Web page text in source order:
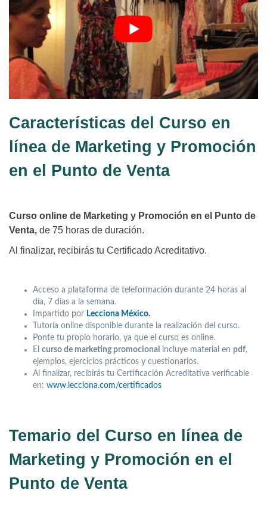
Características del Curso en
línea de Marketing y Promoción
en el Punto de Venta
Curso online de Marketing y Promoción en el Punto de
Venta, de 75 horas de duración.
Al finalizar, recibirás tu Certificado Acreditativo.
Acceso a plataforma de teleformación durante 24 horas al
día, 7 días a la semana.
Impartido por Lecciona México.
Tutoría online disponible durante la realización del curso.
Ponte tu propio horario, ya que el curso es online.
El curso de marketing promocional incluye material en pdf,
ejemplos, ejercicios prácticos y cuestionarios.
Al finalizar, recibirás tu Certificación Acreditativa verificable
en: www.lecciona.com/certificados
Temario del Curso en línea de
Marketing y Promoción en el
Punto de Venta